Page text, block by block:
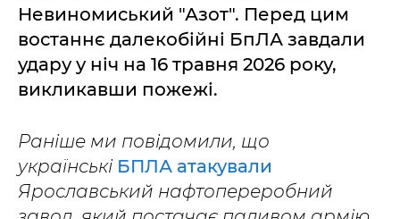
Невиномиський "Азот". Перед цим
востаннє далекобійні БпЛА завдали
удару у ніч на 16 травня 2026 року,
викликавши пожежі.
Раніше ми повідомили, що
українські БПЛА атакували
Ярославський нафтопереробний